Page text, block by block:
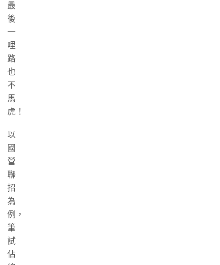
最
後
一
哩
路
也
不
馬
虎！
以
國
營
聯
招
為
例，
筆
試
佔